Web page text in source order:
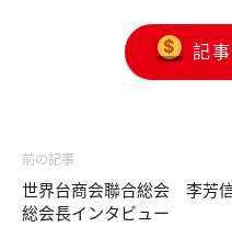
記
前の記事
世界台商会聯合総会 李芳
総会長インタビュー